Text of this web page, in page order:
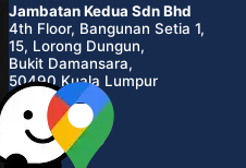
Jambatan Kedua Sdn Bhd
4th Floor, Bangunan Setia 1,
15, Lorong Dungun,
Bukit Damansara,
50490 Kuala Lumpur